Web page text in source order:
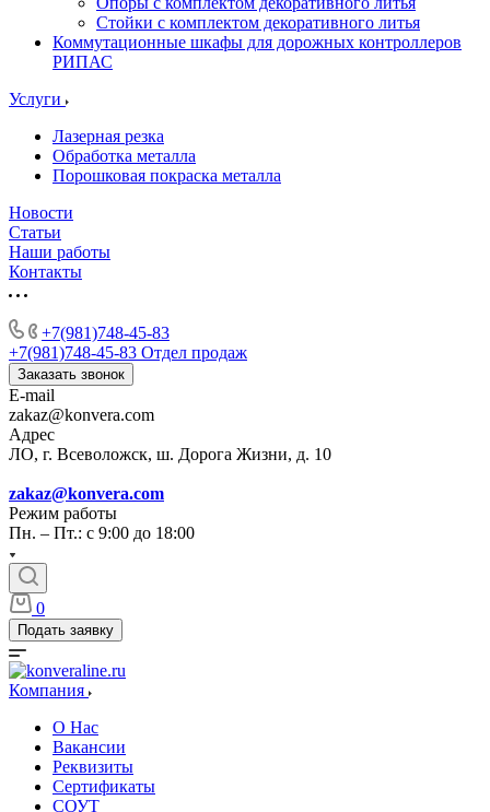
Стойки с комплектом декоративного литья
Коммутационные шкафы для дорожных контроллеров
РИПАС
Услуги
Лазерная резка
Обработка металла
Порошковая покраска металла
Новости
Статьи
Наши работы
Контакты
+7(981)748-45-83
+7(981)748-45-83 Отдел продаж
Заказать звонок
E-mail
zakaz@konvera.com
Адрес
ЛО, г. Всеволожск, ш. Дорога Жизни, д. 10
zakaz@konvera.com
Режим работы
Пн. – Пт.: с 9:00 до 18:00
0
Подать заявку
Компания
О Нас
Вакансии
Реквизиты
Сертификаты
СОУТ